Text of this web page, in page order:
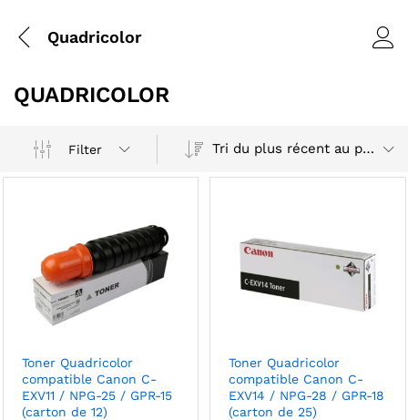
Quadricolor
QUADRICOLOR
Filter Tri du plus récent au plus ancien
Toner Quadricolor
compatible Canon C-
EXV11 / NPG-25 / GPR-15
(carton de 12)
Toner Quadricolor
compatible Canon C-
EXV14 / NPG-28 / GPR-18
(carton de 25)